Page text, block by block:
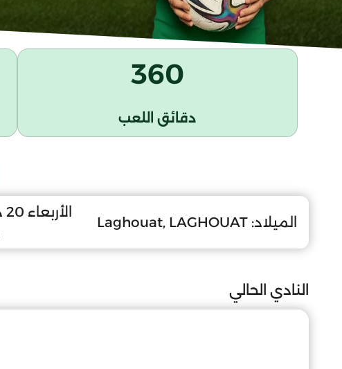
360
دقائق اللعب
الميلاد: Laghouat, LAGHOUAT
الأربعاء 20 ديسمبر 1995
النادي الحالي